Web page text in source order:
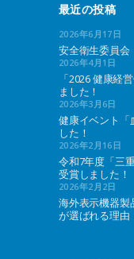
最近の投稿
2026年6月17日
安全衛生委員
2026年4月1日
「2026 健康経
ました！
2026年3月6日
健康イベント「
した！
2026年2月16日
令和7年度「三
受賞しました！
2026年2月2日
海外表示機器製
が選ばれる理由